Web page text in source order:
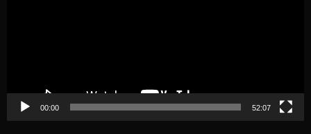
00:00 52:07